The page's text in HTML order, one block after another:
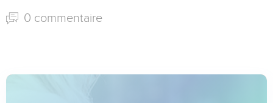
0 commentaire